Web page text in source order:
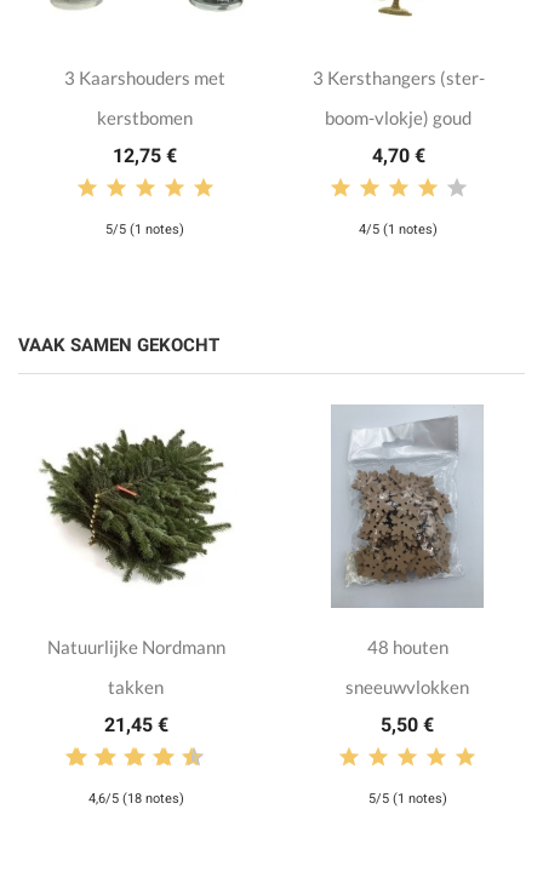
3 Kaarshouders met
kerstbomen
12,75 €
5/5 (1 notes)
3 Kersthangers (ster-
boom-vlokje) goud
4,70 €
4/5 (1 notes)
VAAK SAMEN GEKOCHT
Natuurlijke Nordmann
takken
21,45 €
4,6/5 (18 notes)
48 houten
sneeuwvlokken
5,50 €
5/5 (1 notes)